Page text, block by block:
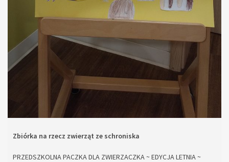
Zbiórka na rzecz zwierząt ze schroniska
PRZEDSZKOLNA PACZKA DLA ZWIERZACZKA ~ EDYCJA LETNIA ~